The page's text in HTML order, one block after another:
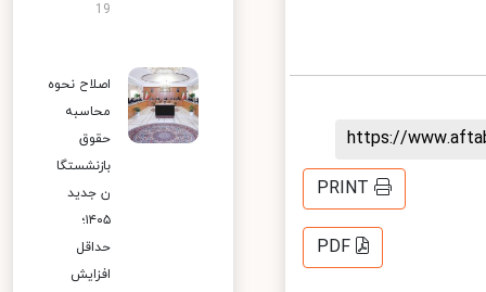
https://
PRINT
PDF
19
اصلاح نحوه
محاسبه
حقوق
بازنشستگا
ن جدید
۱۴۰۵؛
حداقل
افزایش